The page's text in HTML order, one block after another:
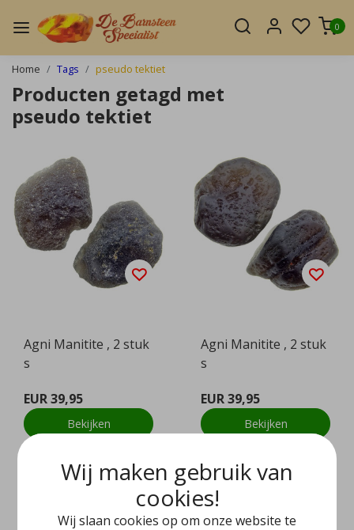
0
Home Tags pseudo tektiet
Producten getagd met
pseudo tektiet
Agni Manitite , 2 stuk
s
EUR 39,95
Bekijken
Agni Manitite , 2 stuk
s
EUR 39,95
Bekijken
Wij maken gebruik van
cookies!
Wij slaan cookies op om onze website te